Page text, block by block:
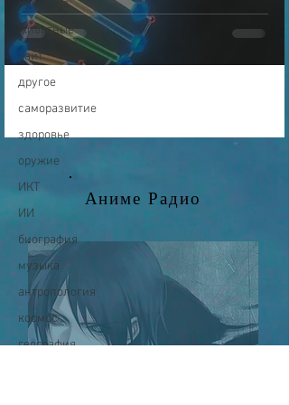
культура
животные
сайт
другое
саморазвитие
здоровье
оружие
ИКТ
ИИ
биография
музыка
антропология
космос
география
Аниме Радио